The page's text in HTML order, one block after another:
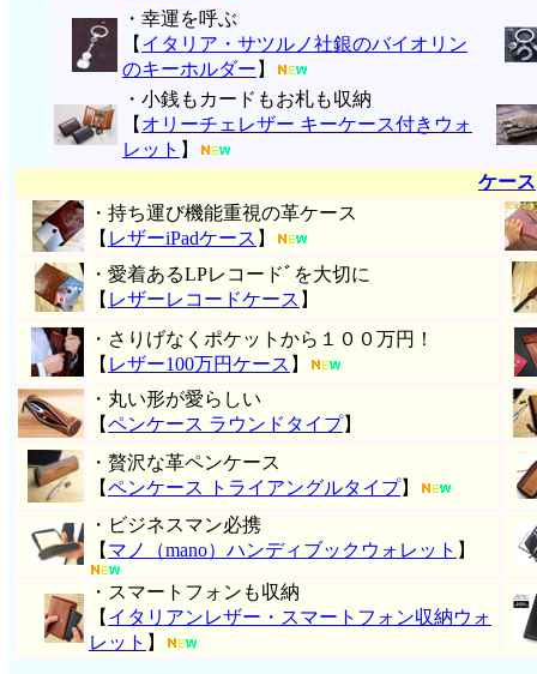
・幸運を呼ぶ
【 イタリア・サツルノ社銀のバイオリン
のキーホルダー 】
・小銭もカードもお札も収納
【 オリーチェレザー キーケース付きウォ
レット 】
ケース
・持ち運び機能重視の革ケース
【 レザーiPadケース 】
・愛着あるLPレコードﾞを大切に
【 レザーレコードケース 】
・さりげなくポケットから１００万円！
【 レザー100万円ケース 】
・丸い形が愛らしい
【ペンケース ラウンドタイプ】
・贅沢な革ペンケース
【ペンケース トライアングルタイプ】
・ビジネスマン必携
【 マノ（mano）ハンディブックウォレット 】
・スマートフォンも収納
【 イタリアンレザー・スマートフォン収納ウォ
レット 】